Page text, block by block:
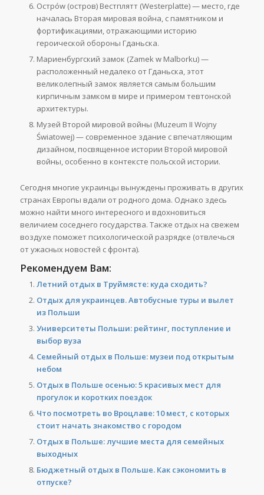
Острów (остров) Вестплятт (Westerplatte) — место, где
началась Вторая мировая война, с памятником и
фортификациями, отражающими историю
героической обороны Гданьска.
Мариенбургский замок (Zamek w Malborku) —
расположенный недалеко от Гданьска, этот
великолепный замок является самым большим
кирпичным замком в мире и примером тевтонской
архитектуры.
Музей Второй мировой войны (Muzeum II Wojny
Światowej) — современное здание с впечатляющим
дизайном, посвященное истории Второй мировой
войны, особенно в контексте польской истории.
Сегодня многие украинцы вынуждены проживать в других
странах Европы вдали от родного дома. Однако здесь
можно найти много интересного и вдохновиться
величием соседнего государства. Также отдых на свежем
воздухе поможет психологической разрядке (отвлечься
от ужасных новостей с фронта).
Рекомендуем Вам:
Летний отдых в Труймясте: куда сходить?
Отдых для украинцев. Автобусные туры и вылет
из Польши
Университеты Польши: рейтинг, поступление и
выбор вуза
Семейный отдых в Польше: музеи под открытым
небом
Отдых в Польше осенью: 5 красивых мест для
прогулок и коротких поездок
Что посмотреть во Вроцлаве: 10 мест, с которых
стоит начать знакомство с городом
Отдых в Польше: лучшие места для семейных
выходных
Бюджетный отдых в Польше. Как сэкономить в
отпуске?